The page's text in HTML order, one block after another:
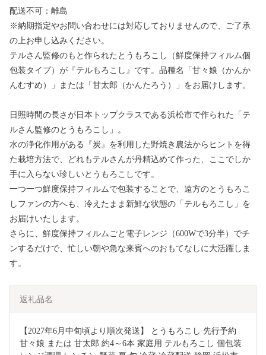
配送不可：離島
※納期指定やお問い合わせには対応しておりませんので、ご了承
の上お申し込みください。
テルさん監修のもと作られたとうもろこし（鮮度保持フィルム個
包装タイプ）が『テルもろこし』です。品種名「甘々娘（かんか
んむすめ）」または「甘太郎（かんたろう）」をお届けします。
日照時間の長さが日本トップクラスである浜松市で作られた「テ
ルさん監修のとうもろこし」。
水の浄化作用がある『炭』を利用した野焼き農法からヒントを得
た栽培方法で、どれもテルさんが丹精込めて作った、ここでしか
手に入らない珍しいとうもろこしです。
一つ一つ鮮度保持フィルムで包装することで、遠方のとうもろこ
しファンの方へも、冷えたまま新鮮な状態の「テルもろこし」を
お届けいたします。
さらに、鮮度保持フィルムごと電子レンジ（600Wで3分半）でチ
ンするだけで、忙しい朝や急な来賓へのおもてなしに大活躍しま
す。
返礼品名
【2027年6月中旬頃より順次発送】 とうもろこし 先行予約
甘々娘 または 甘太郎 約4～6本 家庭用 テルもろこし 個包装